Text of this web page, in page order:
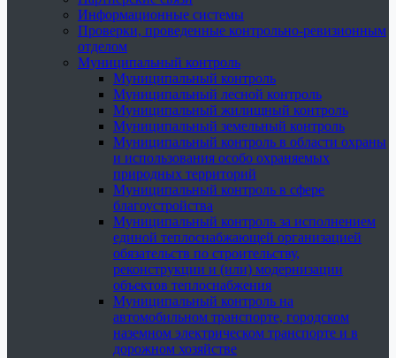
Информационные системы
Проверки, проведенные контрольно-ревизионным
отделом
Муниципальный контроль
Муниципальный контроль
Муниципальный лесной контроль
Муниципальный жилищный контроль
Муниципальный земельный контроль
Муниципальный контроль в области охраны
и использования особо охраняемых
природных территорий
Муниципальный контроль в сфере
благоустройства
Муниципальный контроль за исполнением
единой теплоснабжающей организацией
обязательств по строительству,
реконструкции и (или) модернизации
объектов теплоснабжения
Муниципальный контроль на
автомобильном транспорте, городском
наземном электрическом транспорте и в
дорожном хозяйстве